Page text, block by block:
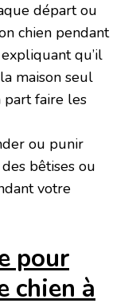
départ ou
chien pendant
qu’il
maison seul
part faire les
ou punir
bêtises ou
votre
pour
chien à